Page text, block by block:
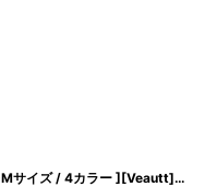
[ XS-Mサイズ / 4カラー ][Veautt]ネックデザイン・アシンメトリー・フレア・ミディアムドレス《送料＆代引き手数料無料》